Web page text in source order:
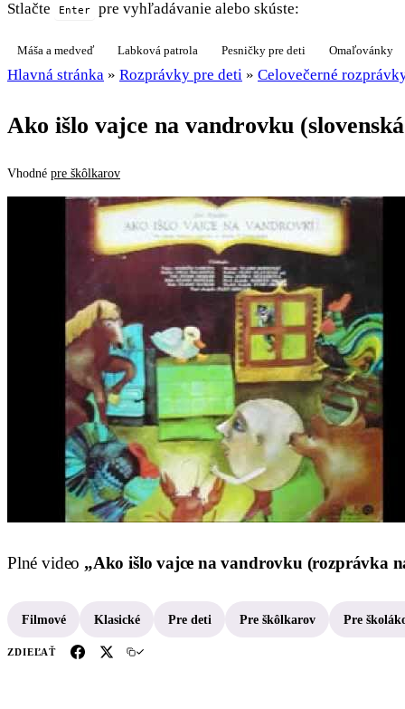
Stlačte Enter pre vyhľadávanie alebo skúste:
Máša a medveď Labková patrola Pesničky pre deti Omaľovánky
Hlavná stránka » Rozprávky pre deti » Celovečerné
Ako išlo vajce na vandrovku
Vhodné pre škôlkarov
Plné video „Ako išlo vajce na vandrovku (rozprávka
Filmové Klasické Pre deti Pre škôlkarov Pre
ZDIEĽAŤ